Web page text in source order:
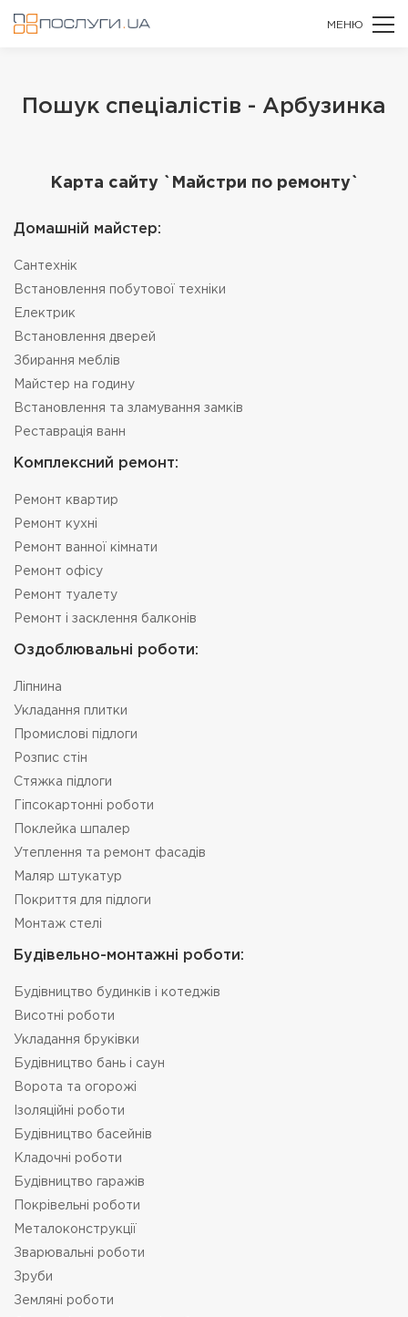
МЕНЮ
Пошук спеціалістів - Арбузинка
Карта сайту `Майстри по ремонту`
Домашній майстер:
Сантехнік
Встановлення побутової техніки
Електрик
Встановлення дверей
Збирання меблів
Майстер на годину
Встановлення та зламування замків
Реставрація ванн
Комплексний ремонт:
Ремонт квартир
Ремонт кухні
Ремонт ванної кімнати
Ремонт офісу
Ремонт туалету
Ремонт і засклення балконів
Оздоблювальні роботи:
Ліпнина
Укладання плитки
Промислові підлоги
Розпис стін
Стяжка підлоги
Гіпсокартонні роботи
Поклейка шпалер
Утеплення та ремонт фасадів
Маляр штукатур
Покриття для підлоги
Монтаж стелі
Будівельно-монтажні роботи:
Будівництво будинків і котеджів
Висотні роботи
Укладання бруківки
Будівництво бань і саун
Ворота та огорожі
Ізоляційні роботи
Будівництво басейнів
Кладочні роботи
Будівництво гаражів
Покрівельні роботи
Металоконструкції
Зварювальні роботи
Зруби
Земляні роботи